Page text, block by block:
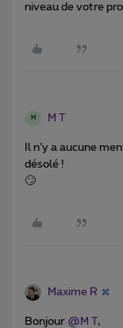
niveau de votre
M M T
Il n’y a aucune
désolé !
🙄
Maxime R
Bonjour ​ @M T,